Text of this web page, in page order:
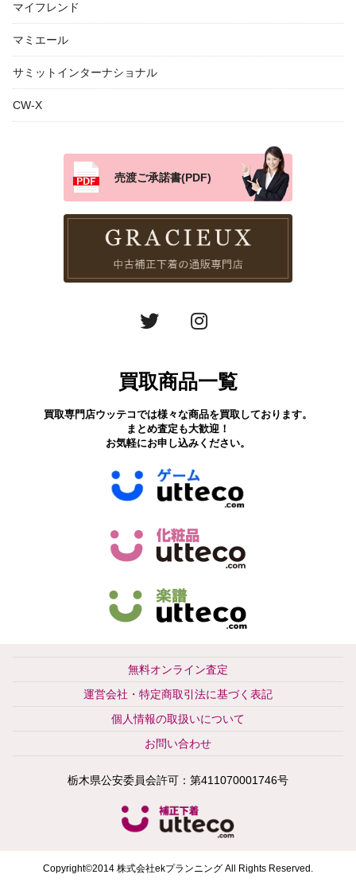
マイフレンド
マミエール
サミットインターナショナル
CW-X
売渡ご承諾書(PDF)
買取商品一覧
買取専門店ウッテコでは様々な商品を買取しております。
まとめ査定も大歓迎！
お気軽にお申し込みください。
無料オンライン査定
運営会社・特定商取引法に基づく表記
個人情報の取扱いについて
お問い合わせ
栃木県公安委員会許可：第411070001746号
Copyright©2014 株式会社ekプランニング All Rights Reserved.